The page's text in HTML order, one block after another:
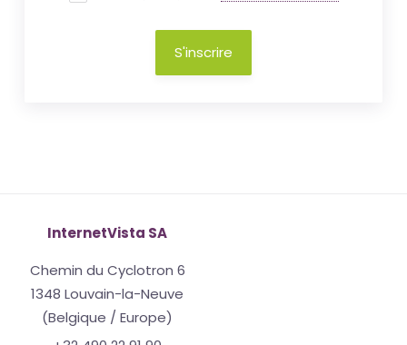
S'inscrire
InternetVista SA
Chemin du Cyclotron 6
1348 Louvain-la-Neuve
(Belgique / Europe)